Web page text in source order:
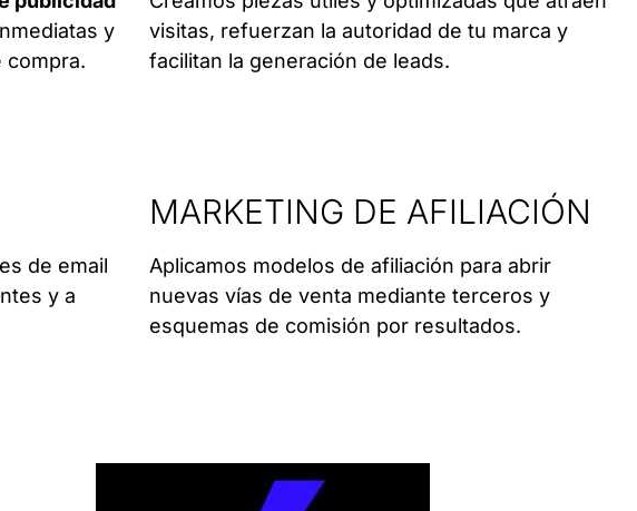
y
compra.
visitas, refuerzan la autoridad de tu marca y
facilitan la generación de leads.
de email
y a
MARKETING DE AFILIACIÓN
Aplicamos modelos de afiliación para abrir
nuevas vías de venta mediante terceros y
esquemas de comisión por resultados.